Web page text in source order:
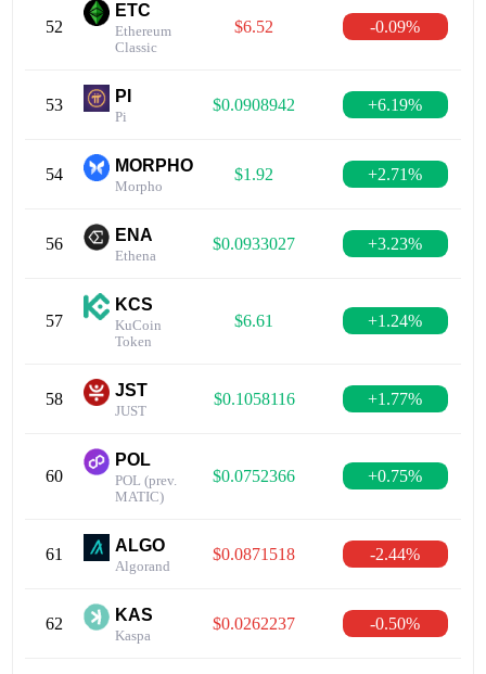
52
ETC
Ethereum
Classic
$6.52 -0.09%
53 PI
Pi
$0.0908942 +6.19%
54 MORPHO
Morpho
$1.92 +2.71%
56 ENA
Ethena
$0.0933027 +3.23%
57
KCS
KuCoin
Token
$6.61 +1.24%
58 JST
JUST
$0.1058116 +1.77%
60
POL
POL (prev.
MATIC)
$0.0752366 +0.75%
61 ALGO
Algorand
$0.0871518 -2.44%
62 KAS
Kaspa
$0.0262237 -0.50%